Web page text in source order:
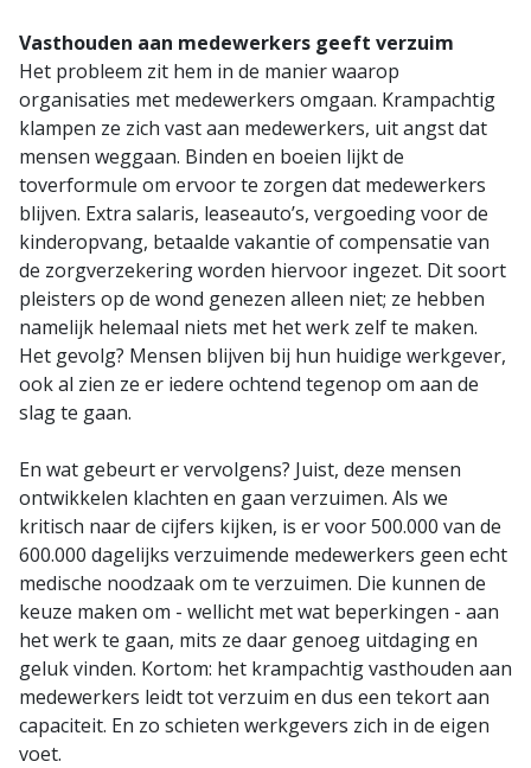
Vasthouden aan medewerkers geeft verzuim
Het probleem zit hem in de manier waarop
organisaties met medewerkers omgaan. Krampachtig
klampen ze zich vast aan medewerkers, uit angst dat
mensen weggaan. Binden en boeien lijkt de
toverformule om ervoor te zorgen dat medewerkers
blijven. Extra salaris, leaseauto’s, vergoeding voor de
kinderopvang, betaalde vakantie of compensatie van
de zorgverzekering worden hiervoor ingezet. Dit soort
pleisters op de wond genezen alleen niet; ze hebben
namelijk helemaal niets met het werk zelf te maken.
Het gevolg? Mensen blijven bij hun huidige werkgever,
ook al zien ze er iedere ochtend tegenop om aan de
slag te gaan.
En wat gebeurt er vervolgens? Juist, deze mensen
ontwikkelen klachten en gaan verzuimen. Als we
kritisch naar de cijfers kijken, is er voor 500.000 van de
600.000 dagelijks verzuimende medewerkers geen echt
medische noodzaak om te verzuimen. Die kunnen de
keuze maken om - wellicht met wat beperkingen - aan
het werk te gaan, mits ze daar genoeg uitdaging en
geluk vinden. Kortom: het krampachtig vasthouden aan
medewerkers leidt tot verzuim en dus een tekort aan
capaciteit. En zo schieten werkgevers zich in de eigen
voet.